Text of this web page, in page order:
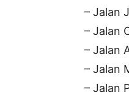
– Jalan
– Jalan
– Jalan
– Jalan
– Jalan